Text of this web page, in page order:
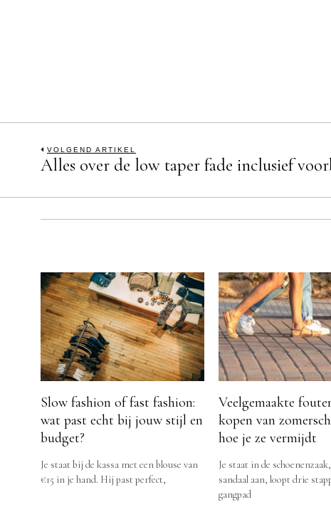
Bericht
navigatie
VOLGEND ARTIKEL
Previous
Alles over de low taper fade inclusief
Slow fashion of fast fashion:
wat past echt bij jouw stijl en
budget?
Je staat bij de kassa met een blouse van
€15 in je hand. Hij past perfect,
Veelgemaakte
kopen van
hoe je ze vermijdt
Je staat in de
sandaal aan, loopt drie
gangpad